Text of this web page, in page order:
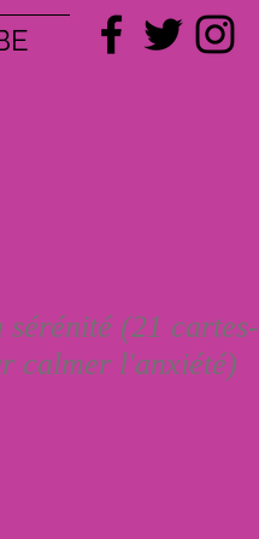
sérénité (21 cartes-
calmer l'anxiété)